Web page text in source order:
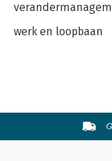
werk en loopbaan